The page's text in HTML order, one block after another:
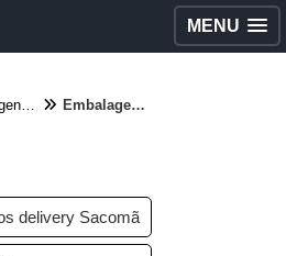
MENU
Embalagens diversas - Categoria Embalagens para delivery sp Capão Redondo
delivery Sacomã